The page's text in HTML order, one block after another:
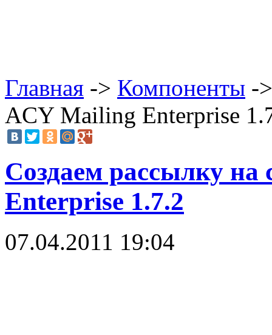
Главная -> Компоненты -
ACY Mailing Enterprise
Создаем рассылку
Enterprise 1.7.2
07.04.2011 19:04